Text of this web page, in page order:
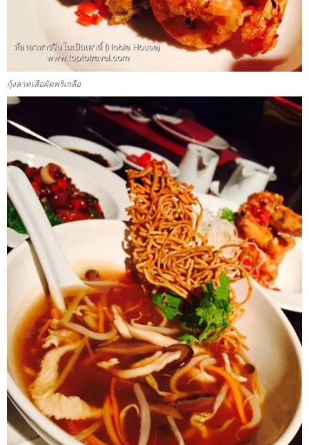
กุ้งลาดเสือผัดพริเกลือ